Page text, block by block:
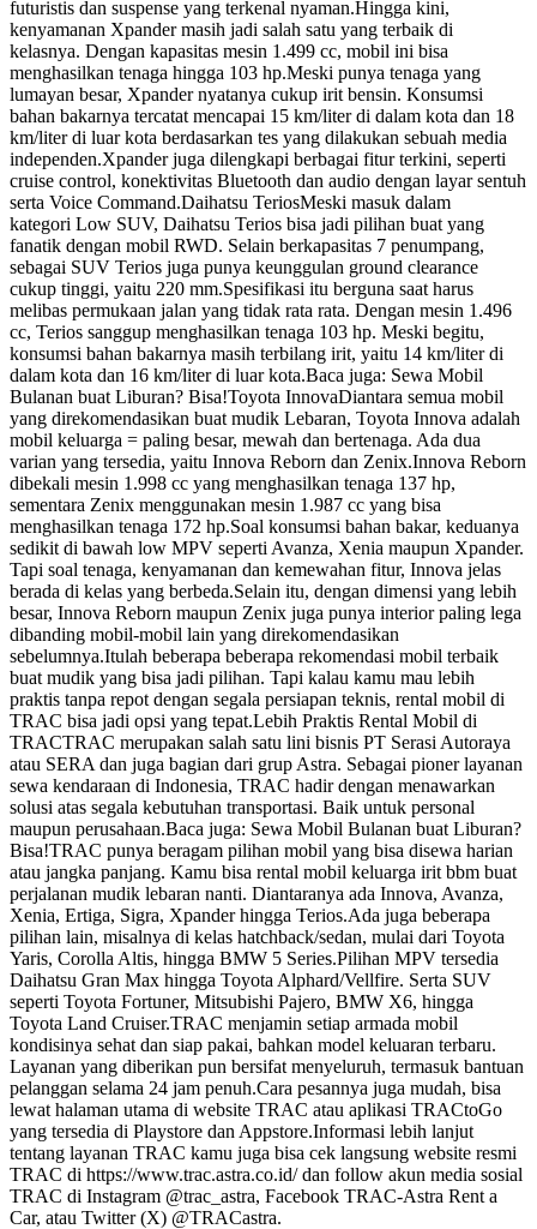
futuristis dan suspense yang terkenal nyaman.Hingga kini,
kenyamanan Xpander masih jadi salah satu yang terbaik di
kelasnya. Dengan kapasitas mesin 1.499 cc, mobil ini bisa
menghasilkan tenaga hingga 103 hp.Meski punya tenaga yang
lumayan besar, Xpander nyatanya cukup irit bensin. Konsumsi
bahan bakarnya tercatat mencapai 15 km/liter di dalam kota dan 18
km/liter di luar kota berdasarkan tes yang dilakukan sebuah media
independen.Xpander juga dilengkapi berbagai fitur terkini, seperti
cruise control, konektivitas Bluetooth dan audio dengan layar sentuh
serta Voice Command.Daihatsu TeriosMeski masuk dalam
kategori Low SUV, Daihatsu Terios bisa jadi pilihan buat yang
fanatik dengan mobil RWD. Selain berkapasitas 7 penumpang,
sebagai SUV Terios juga punya keunggulan ground clearance
cukup tinggi, yaitu 220 mm.Spesifikasi itu berguna saat harus
melibas permukaan jalan yang tidak rata rata. Dengan mesin 1.496
cc, Terios sanggup menghasilkan tenaga 103 hp. Meski begitu,
konsumsi bahan bakarnya masih terbilang irit, yaitu 14 km/liter di
dalam kota dan 16 km/liter di luar kota.Baca juga: Sewa Mobil
Bulanan buat Liburan? Bisa!Toyota InnovaDiantara semua mobil
yang direkomendasikan buat mudik Lebaran, Toyota Innova adalah
mobil keluarga = paling besar, mewah dan bertenaga. Ada dua
varian yang tersedia, yaitu Innova Reborn dan Zenix.Innova Reborn
dibekali mesin 1.998 cc yang menghasilkan tenaga 137 hp,
sementara Zenix menggunakan mesin 1.987 cc yang bisa
menghasilkan tenaga 172 hp.Soal konsumsi bahan bakar, keduanya
sedikit di bawah low MPV seperti Avanza, Xenia maupun Xpander.
Tapi soal tenaga, kenyamanan dan kemewahan fitur, Innova jelas
berada di kelas yang berbeda.Selain itu, dengan dimensi yang lebih
besar, Innova Reborn maupun Zenix juga punya interior paling lega
dibanding mobil-mobil lain yang direkomendasikan
sebelumnya.Itulah beberapa beberapa rekomendasi mobil terbaik
buat mudik yang bisa jadi pilihan. Tapi kalau kamu mau lebih
praktis tanpa repot dengan segala persiapan teknis, rental mobil di
TRAC bisa jadi opsi yang tepat.Lebih Praktis Rental Mobil di
TRACTRAC merupakan salah satu lini bisnis PT Serasi Autoraya
atau SERA dan juga bagian dari grup Astra. Sebagai pioner layanan
sewa kendaraan di Indonesia, TRAC hadir dengan menawarkan
solusi atas segala kebutuhan transportasi. Baik untuk personal
maupun perusahaan.Baca juga: Sewa Mobil Bulanan buat Liburan?
Bisa!TRAC punya beragam pilihan mobil yang bisa disewa harian
atau jangka panjang. Kamu bisa rental mobil keluarga irit bbm buat
perjalanan mudik lebaran nanti. Diantaranya ada Innova, Avanza,
Xenia, Ertiga, Sigra, Xpander hingga Terios.Ada juga beberapa
pilihan lain, misalnya di kelas hatchback/sedan, mulai dari Toyota
Yaris, Corolla Altis, hingga BMW 5 Series.Pilihan MPV tersedia
Daihatsu Gran Max hingga Toyota Alphard/Vellfire. Serta SUV
seperti Toyota Fortuner, Mitsubishi Pajero, BMW X6, hingga
Toyota Land Cruiser.TRAC menjamin setiap armada mobil
kondisinya sehat dan siap pakai, bahkan model keluaran terbaru.
Layanan yang diberikan pun bersifat menyeluruh, termasuk bantuan
pelanggan selama 24 jam penuh.Cara pesannya juga mudah, bisa
lewat halaman utama di website TRAC atau aplikasi TRACtoGo
yang tersedia di Playstore dan Appstore.Informasi lebih lanjut
tentang layanan TRAC kamu juga bisa cek langsung website resmi
TRAC di https://www.trac.astra.co.id/ dan follow akun media sosial
TRAC di Instagram @trac_astra, Facebook TRAC-Astra Rent a
Car, atau Twitter (X) @TRACastra.